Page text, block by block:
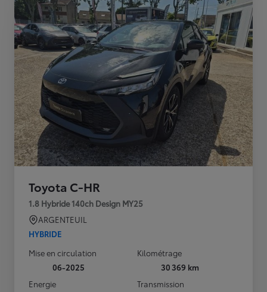
Toyota C-HR
1.8 Hybride 140ch Design MY25
ARGENTEUIL
HYBRIDE
Mise en circulation
06-2025
Kilométrage
30 369 km
Energie
Transmission